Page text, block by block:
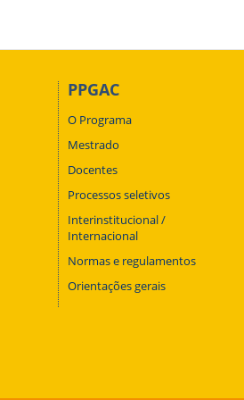
PPGAC
O Programa
Mestrado
Docentes
Processos seletivos
Interinstitucional /
Internacional
Normas e regulamentos
Orientações gerais